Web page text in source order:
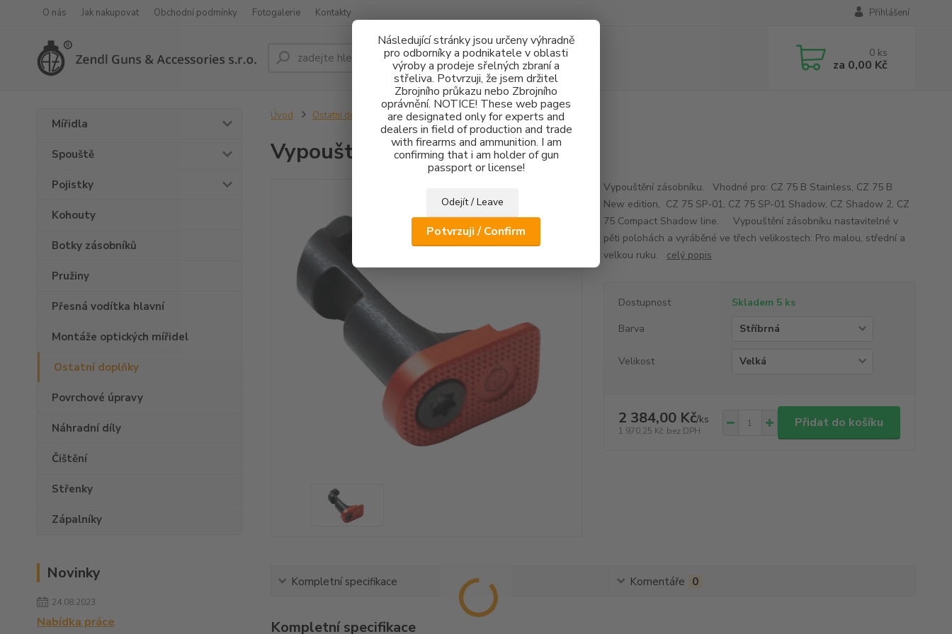
Následující stránky jsou určeny výhradně
pro odborníky a podnikatele v oblasti
výroby a prodeje sřelných zbraní a
střeliva. Potvrzuji, že jsem držitel
Zbrojního průkazu nebo Zbrojního
oprávnění. NOTICE! These web pages
are designated only for experts and
dealers in field of production and trade
with firearms and ammunition. I am
confirming that i am holder of gun
passport or license!
Odejít / Leave
Potvrzuji / Confirm
O nás Jak nakupovat Obchodní podmínky Fotogalerie Kontakty Přihlášení
Hledat 0 ks
za 0,00 Kč
Mířidla
Spouště
Pojistky
Kohouty
Botky zásobníků
Pružiny
Přesná vodítka hlavní
Montáže optických mířidel
Ostatní doplňky
Povrchové úpravy
Náhradní díly
Čištění
Střenky
Zápalníky
Novinky
24.08.2023
Nabídka práce
Úvod Ostatní doplňky Vypouštění zásobníku
Vypouštění zásobníku
Vypouštění zásobníku. Vhodné pro: CZ 75 B Stainless, CZ 75 B
New edition, CZ 75 SP-01, CZ 75 SP-01 Shadow, CZ Shadow 2, CZ
75 Compact Shadow line. Vypouštění zásobníku nastavitelné v
pěti polohách a vyráběné ve třech velikostech: Pro malou, střední a
velkou ruku. celý popis
Dostupnost
Skladem 5 ks
Barva
Velikost
2 384,00 Kč/ks
1 970,25 Kč bez DPH
Přidat do košíku
Kompletní specifikace Komentáře 0
Kompletní specifikace